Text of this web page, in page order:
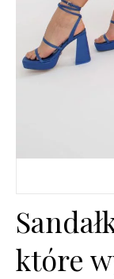
które